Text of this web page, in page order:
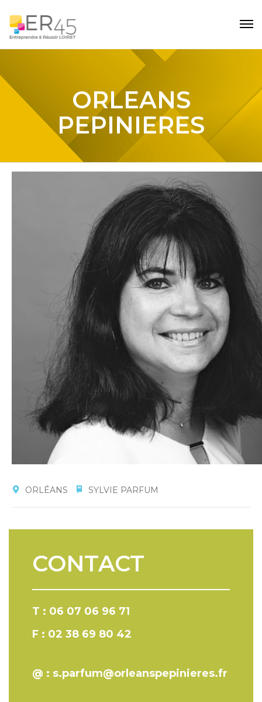
ORLEANS
PEPINIERES
ORLÉANS SYLVIE PARFUM
CONTACT
T : 06 07 06 96 71
F : 02 38 69 80 42
@ : s.parfum@orleanspepinieres.fr